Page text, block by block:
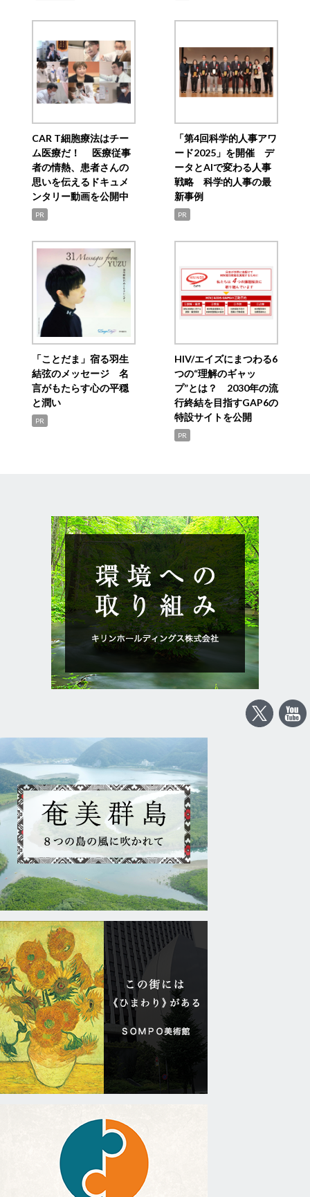
CAR T細胞療法はチー
ム医療だ！ 医療従事
者の情熱、患者さんの
思いを伝えるドキュメ
ンタリー動画を公開中
PR
「第4回科学的人事アワ
ード2025」を開催 デ
ータとAIで変わる人事
戦略 科学的人事の最
新事例
PR
「ことだま」宿る羽生
結弦のメッセージ 名
言がもたらす心の平穏
と潤い
PR
HIV/エイズにまつわる6
つの“理解のギャッ
プ”とは？ 2030年の流
行終結を目指すGAP6の
特設サイトを公開
PR